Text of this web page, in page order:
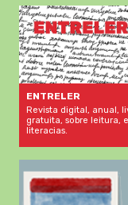
ENTRELER
Revista digital, anual,
gratuita, sobre leitura,
literacias.